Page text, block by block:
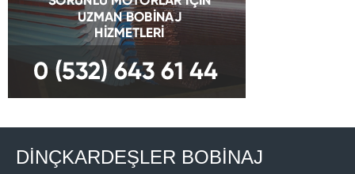
DİNÇKARDEŞLER BOBİNAJ